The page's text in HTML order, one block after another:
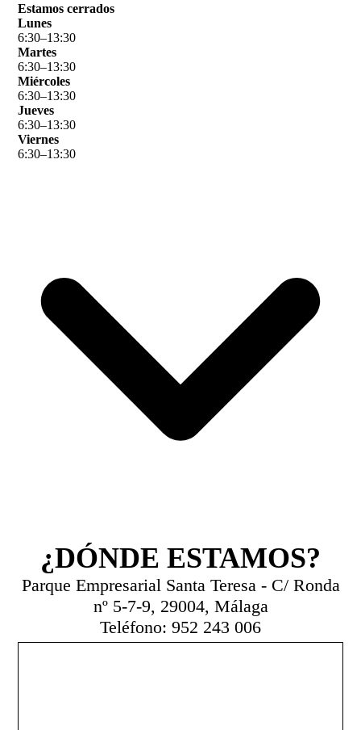
Estamos cerrados
Lunes
6:30–13:30
Martes
6:30–13:30
Miércoles
6:30–13:30
Jueves
6:30–13:30
Viernes
6:30–13:30
¿DÓNDE ESTAMOS?
Parque Empresarial Santa Teresa - C/ Ronda
nº 5-7-9, 29004, Málaga
Teléfono: 952 243 006